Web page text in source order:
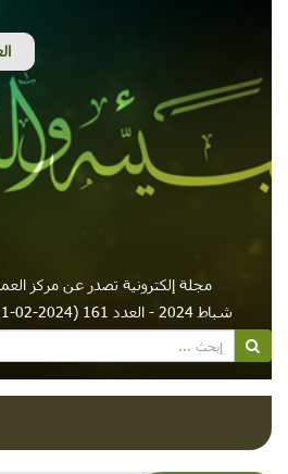
مجلة إلكترونية تصدر عن مركز
شباط 2024 - العدد 161 (2024-02-01)